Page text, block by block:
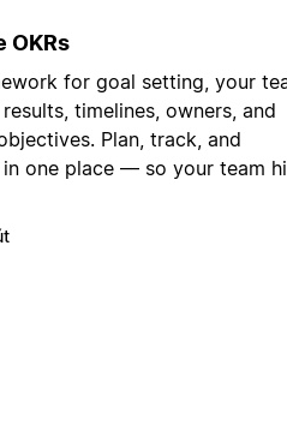
OKRs
for goal setting, your
timelines, owners, and
Plan, track, and
one place — so your team